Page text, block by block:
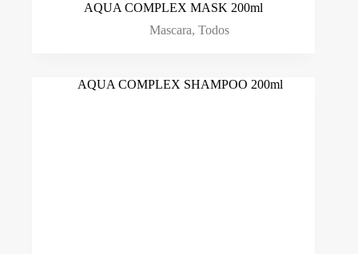
AQUA COMPLEX MASK 200ml
Mascara,Todos